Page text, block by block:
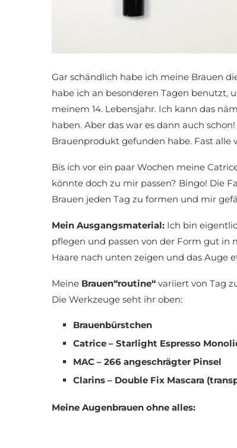
Gar schändlich habe ich meine Brauen
habe ich an besonderen Tagen benutzt,
meinem 14. Lebensjahr. Ich kann das
haben. Aber das war es dann auch
Brauenprodukt gefunden habe. Fast alle
Bis ich vor ein paar Wochen meine
könnte doch zu mir passen? Bingo! Die
Brauen jeden Tag zu formen und mir
Mein Ausgangsmaterial: Ich bin
pflegen und passen von der Form gut in
Haare nach unten zeigen und das Auge
Meine Brauen“routine“ variiert von Tag
Die Werkzeuge seht ihr oben:
Brauenbürstchen
Catrice – Starlight Espresso
MAC – 266 angeschrägter Pinsel
Clarins – Double Fix Mascara
Meine Augenbrauen ohne alles: